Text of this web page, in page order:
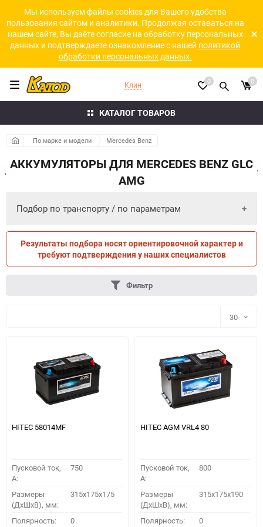
Мы используем файлы cookies для Вашего удобства
пользования сайтом и аналитики. Продолжая оставаться на
нашем сайте, Вы даёте согласие на обработку персональных
данных и подтверждаете ознакомление с нашей политикой
обработки персональных данных.
КАТАЛОГ ТОВАРОВ
Клин 0 0
По марке и модели Mercedes Benz
АККУМУЛЯТОРЫ ДЛЯ MERCEDES BENZ GLC
AMG
Подбор по транспорту / по параметрам
ПО ТРАНСПОРТУ ПО ПАРАМЕТРАМ
ПОДОБРАТЬ
Результаты подбора носят ориентировочной характер и
требуют подтверждения у наших специалистов
Фильтр
30
30
60
90
HITEC 58014MF
Пусковой ток,
A:
750
Размеры
(ДхШхВ), мм:
315x175x175
Полярность: 0
HITEC AGM VRL4 80
Пусковой ток,
A:
800
Размеры
(ДхШхВ), мм:
315x175x190
Полярность: 0